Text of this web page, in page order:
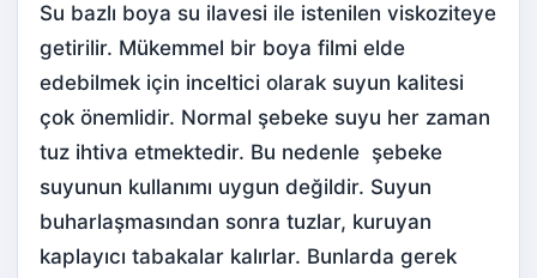
Su bazlı boya su ilavesi ile istenilen viskoziteye
getirilir. Mükemmel bir boya filmi elde
edebilmek için inceltici olarak suyun kalitesi
çok önemlidir. Normal şebeke suyu her zaman
tuz ihtiva etmektedir. Bu nedenle şebeke
suyunun kullanımı uygun değildir. Suyun
buharlaşmasından sonra tuzlar, kuruyan
kaplayıcı tabakalar kalırlar. Bunlarda gerek